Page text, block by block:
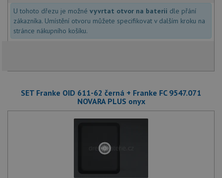
U tohoto dřezu je možné vyvrtat otvor na baterii dle přání
zákazníka. Umístění otvoru můžete specifikovat v dalším kroku na
stránce nákupního košíku.
SET Franke OID 611-62 černá + Franke FC 9547.071
NOVARA PLUS onyx